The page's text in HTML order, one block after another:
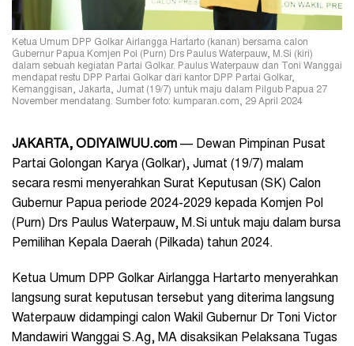
Ketua Umum DPP Golkar Airlangga Hartarto (kanan) bersama calon
Gubernur Papua Komjen Pol (Purn) Drs Paulus Waterpauw, M.Si (kiri)
dalam sebuah kegiatan Partai Golkar. Paulus Waterpauw dan Toni Wanggai
mendapat restu DPP Partai Golkar dari kantor DPP Partai Golkar,
Kemanggisan, Jakarta, Jumat (19/7) untuk maju dalam Pilgub Papua 27
November mendatang. Sumber foto: kumparan.com, 29 April 2024
JAKARTA, ODIYAIWUU.com — Dewan Pimpinan Pusat
Partai Golongan Karya (Golkar), Jumat (19/7) malam
secara resmi menyerahkan Surat Keputusan (SK) Calon
Gubernur Papua periode 2024-2029 kepada Komjen Pol
(Purn) Drs Paulus Waterpauw, M.Si untuk maju dalam bursa
Pemilihan Kepala Daerah (Pilkada) tahun 2024.
Ketua Umum DPP Golkar Airlangga Hartarto menyerahkan
langsung surat keputusan tersebut yang diterima langsung
Waterpauw didampingi calon Wakil Gubernur Dr Toni Victor
Mandawiri Wanggai S.Ag, MA disaksikan Pelaksana Tugas